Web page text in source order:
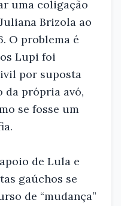
uma coligação
Brizola ao
O problema é
Lupi foi
por suposta
da própria avó,
se fosse um
de Lula e
gaúchos se
de “mudança”